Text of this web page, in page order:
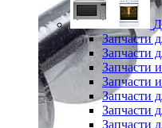
Запчасти
Запчасти
Запчасти
Запчасти
Запчасти
Запчасти
Запчасти